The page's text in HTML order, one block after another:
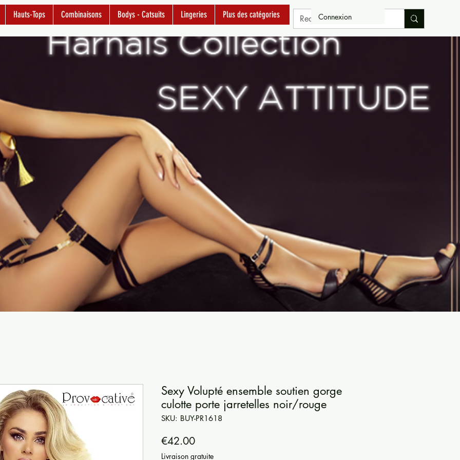
Hauts-Tops Combinaisons Bodys - Catsuits Lingeries Plus des catégories Connexion
Sexy Volupté ensemble soutien gorge
culotte porte jarretelles noir/rouge
SKU: BUY-PR1618
€42.00Price
Livraison gratuite